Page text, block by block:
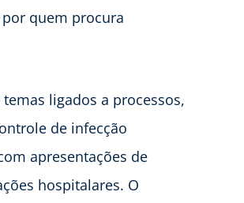
quem procura
ligados a processos,
de infecção
apresentações de
hospitalares. O